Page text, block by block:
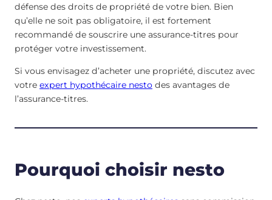
défense des droits de propriété de votre bien. Bien
qu’elle ne soit pas obligatoire, il est fortement
recommandé de souscrire une assurance-titres pour
protéger votre investissement.
Si vous envisagez d’acheter une propriété, discutez avec
votre expert hypothécaire nesto des avantages de
l’assurance-titres.
Pourquoi choisir nesto